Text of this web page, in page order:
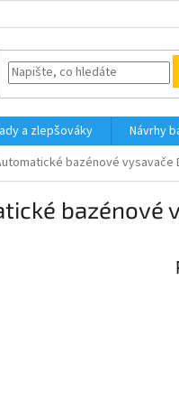
a zlepšováky
Návrhy
bazénové vysavače
bazénové